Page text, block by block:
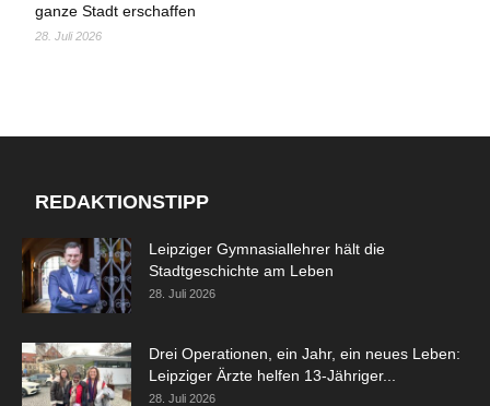
ganze Stadt erschaffen
28. Juli 2026
REDAKTIONSTIPP
Leipziger Gymnasiallehrer hält die
Stadtgeschichte am Leben
28. Juli 2026
Drei Operationen, ein Jahr, ein neues Leben:
Leipziger Ärzte helfen 13-Jähriger...
28. Juli 2026